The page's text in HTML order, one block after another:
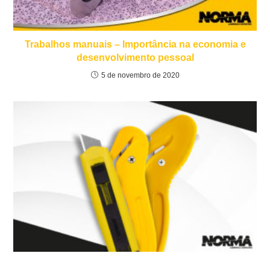
Trabalhos manuais – Importância na economia e
desenvolvimento pessoal
5 de novembro de 2020